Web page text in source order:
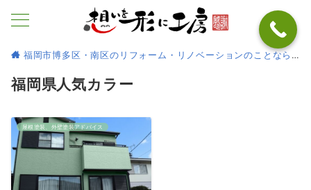
福岡市博多区・南区のリフォーム・リノベーションのことなら
福岡県人気カラー
屋根塗装、外壁塗装アドバイス